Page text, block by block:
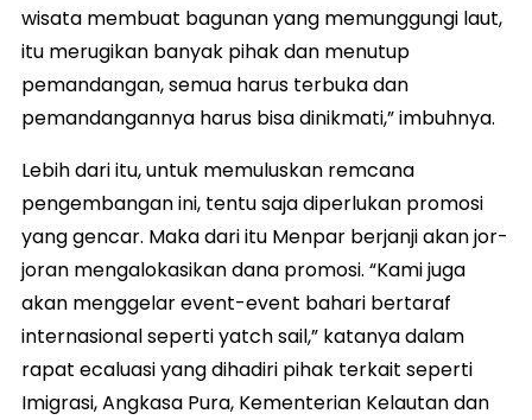
wisata membuat bagunan yang memunggungi laut,
itu merugikan banyak pihak dan menutup
pemandangan, semua harus terbuka dan
pemandangannya harus bisa dinikmati,” imbuhnya.
Lebih dari itu, untuk memuluskan remcana
pengembangan ini, tentu saja diperlukan promosi
yang gencar. Maka dari itu Menpar berjanji akan jor-
joran mengalokasikan dana promosi. “Kami juga
akan menggelar event-event bahari bertaraf
internasional seperti yatch sail,” katanya dalam
rapat ecaluasi yang dihadiri pihak terkait seperti
Imigrasi, Angkasa Pura, Kementerian Kelautan dan